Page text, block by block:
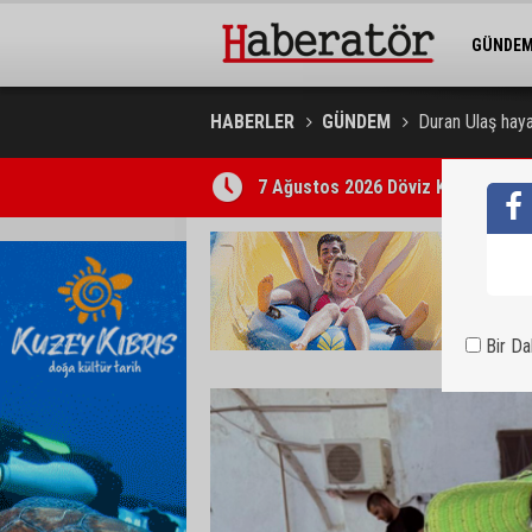
HABERLER GÜNDEM Duran Ulaş
7 Ağustos 2026 Döviz Kurları
Bir